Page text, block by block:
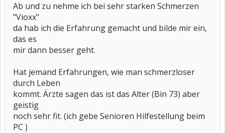
Ab und zu nehme ich bei sehr starken Schmerzen
"Vioxx"
da hab ich die Erfahrung gemacht und bilde mir ein,
das es
mir dann besser geht.
Hat jemand Erfahrungen, wie man schmerzloser
durch Leben
kommt. Ärzte sagen das ist das Alter (Bin 73) aber
geistig
noch sehr fit. (ich gebe Senioren Hilfestellung beim
PC )